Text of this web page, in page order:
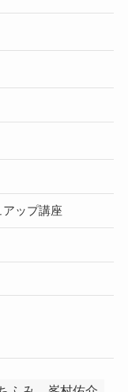
ップ講座